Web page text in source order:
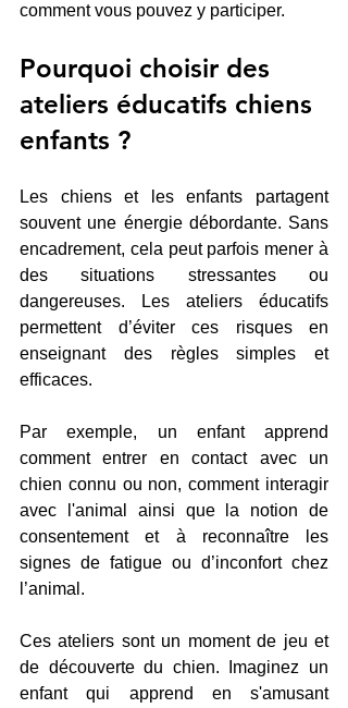
comment vous pouvez y participer.
Pourquoi choisir des
ateliers éducatifs chiens
enfants ?
Les chiens et les enfants partagent
souvent une énergie débordante. Sans
encadrement, cela peut parfois mener à
des situations stressantes ou
dangereuses. Les ateliers éducatifs
permettent d’éviter ces risques en
enseignant des règles simples et
efficaces.
Par exemple, un enfant apprend
comment entrer en contact avec un
chien connu ou non, comment interagir
avec l'animal ainsi que la notion de
consentement et à reconnaître les
signes de fatigue ou d’inconfort chez
l’animal.
Ces ateliers sont un moment de jeu et
de découverte du chien. Imaginez un
enfant qui apprend en s'amusant